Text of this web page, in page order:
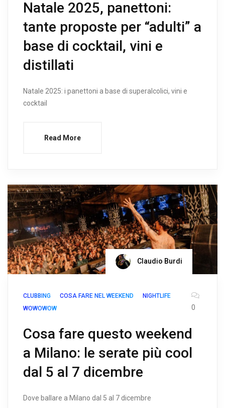
Natale 2025, panettoni:
tante proposte per “adulti” a
base di cocktail, vini e
distillati
Natale 2025: i panettoni a base di superalcolici, vini e
cocktail
Read More
Claudio Burdi
CLUBBING COSA FARE NEL WEEKEND
NIGHTLIFE
WOWOWOW
0
Cosa fare questo weekend
a Milano: le serate più cool
dal 5 al 7 dicembre
Dove ballare a Milano dal 5 al 7 dicembre